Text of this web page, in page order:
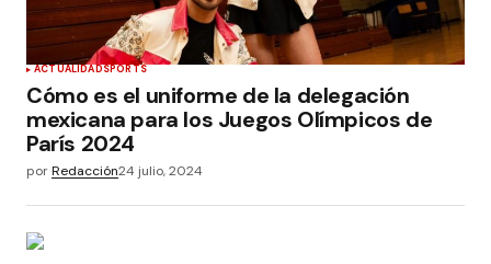
ACTUALIDADSPORTS
Cómo es el uniforme de la delegación
mexicana para los Juegos Olímpicos de
París 2024
porRedacción24 julio, 2024